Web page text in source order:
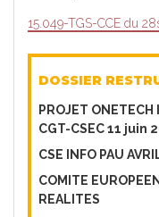
15.049-TGS-CCE du
DOSSIER
PROJET
CGT-CSEC 11 juin
CSE INFO PAU
COMITE
REALITES